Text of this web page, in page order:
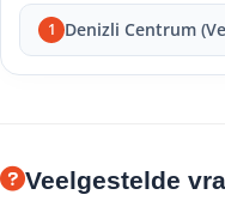
1 Denizli Centrum
Veelgestelde